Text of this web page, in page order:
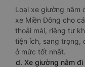
Loại xe giường nằm
xe Miền Đông cho
thoải mái, riêng tư
tiện ích, sang trọng,
ở mức tốt nhất.
d. Xe giường nằm đi